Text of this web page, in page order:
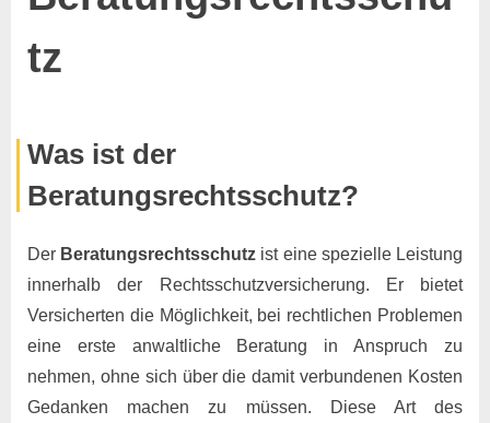
tz
Posted
on
8.
November
2024
By
Marco
Keine
Kommentare zu
Beratungsrechtsschutz
Was ist der
Beratungsrechtsschutz?
Der Beratungsrechtsschutz ist eine spezielle Leistung
innerhalb der Rechtsschutzversicherung. Er bietet
Versicherten die Möglichkeit, bei rechtlichen Problemen
eine erste anwaltliche Beratung in Anspruch zu
nehmen, ohne sich über die damit verbundenen Kosten
Gedanken machen zu müssen. Diese Art des